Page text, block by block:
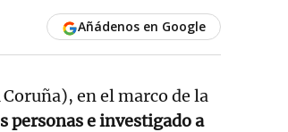
Añádenos en Google
en el marco de la
personas e investigado a